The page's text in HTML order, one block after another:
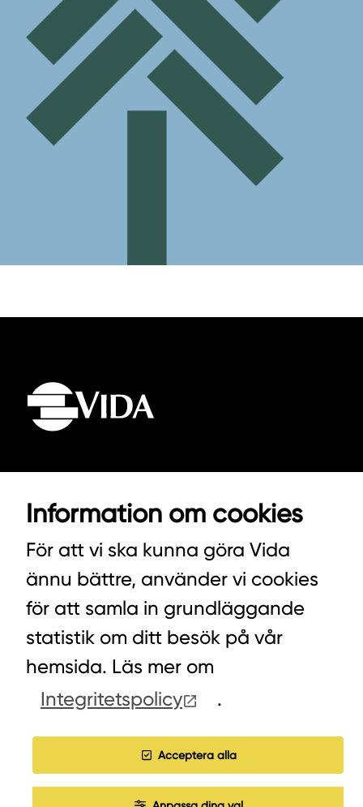
BOX 100
342 21 ALVESTA
VÄXEL HUVUDKONTORET: 0472-439 00
VÄXEL PELLETS/STALLSTRÖ: 0393-216 50
HITTA INKÖPARE
JOBBA HOS OSS
Information om cookies
För att vi ska kunna göra Vida
ännu bättre, använder vi cookies
för att samla in grundläggande
statistik om ditt besök på vår
hemsida. Läs mer om
Integritetspolicy
.
Acceptera alla